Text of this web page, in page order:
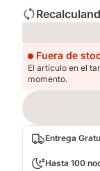
Loading
Fuera de
El artículo en el
momento.
Entrega
Hasta 100